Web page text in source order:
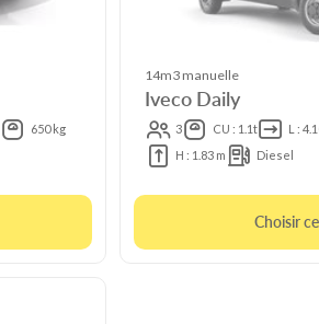
650 kg
14m3 manuelle
Iveco Daily
3 CU : 1.1t L :
H : 1.83 m
Diesel
Choisir